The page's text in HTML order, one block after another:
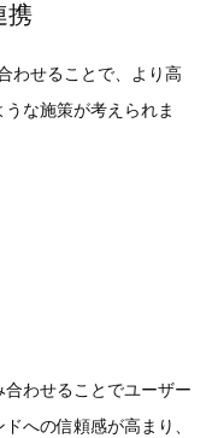
携
わせることで、より高
な施策が考えられま
わせることでユーザー
への信頼感が高まり、